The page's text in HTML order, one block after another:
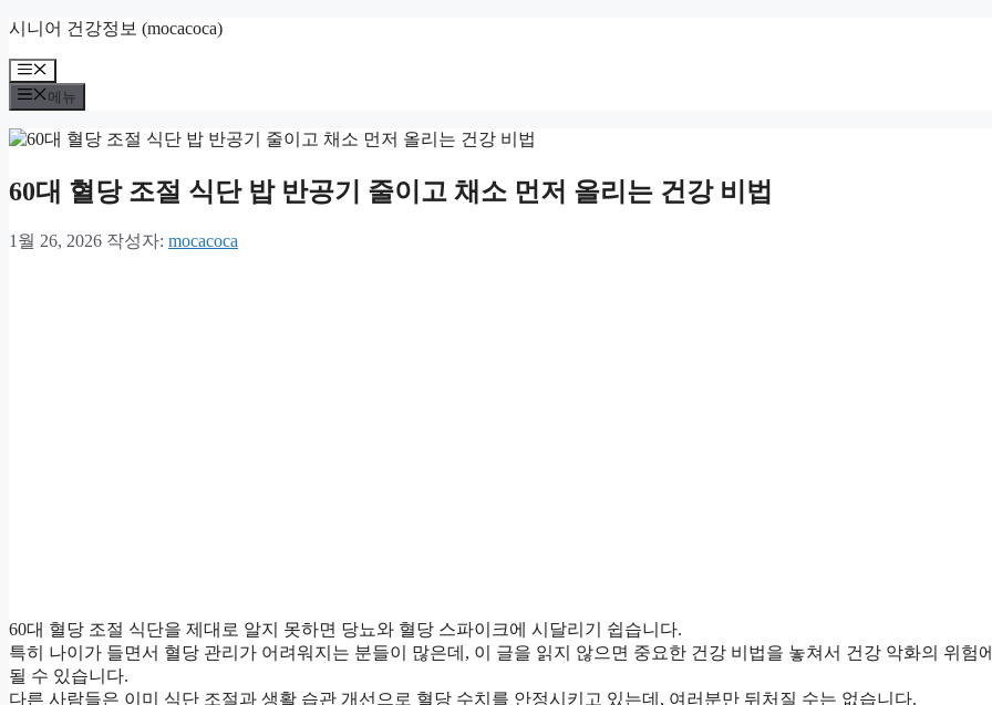
컨
츠
로
너
기
시니어 건강정보 (mocacoca)
메
뉴
메뉴
60대 혈당 조절 식단 밥 반공기 줄이고 채소 먼저 올리는 건강 비법
1월 26, 2026 작성자: mocacoca
60대 혈당 조절 식단을 제대로 알지 못하면 당뇨와 혈당 스파이크에 시달리기 쉽습니다.
특히 나이가 들면서 혈당 관리가 어려워지는 분들이 많은데, 이 글을 읽지 않으면 중요한 건강 비법을 놓쳐서 건강 악화의 위험
될 수 있습니다.
다른 사람들은 이미 식단 조절과 생활 습관 개선으로 혈당 수치를 안정시키고 있는데, 여러분만 뒤처질 수는 없습니다.